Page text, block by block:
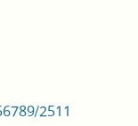
2511